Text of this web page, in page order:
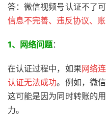
答：微信视频号认证不了
信息不完善、违反协议、账
1、网络问题：
在认证过程中，如果网络
认证无法成功。例如，微
这可能是因为同时转账的
力。